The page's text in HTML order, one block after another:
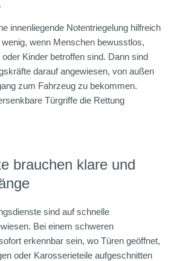
innenliegende Notentriegelung hilfreich
wenn Menschen bewusstlos,
Kinder betroffen sind. Dann sind
darauf angewiesen, von außen
zum Fahrzeug zu bekommen.
Türgriffe die Rettung
brauchen klare und
sind auf schnelle
Bei einem schweren
erkennbar sein, wo Türen geöffnet,
oder Karosserieteile aufgeschnitten